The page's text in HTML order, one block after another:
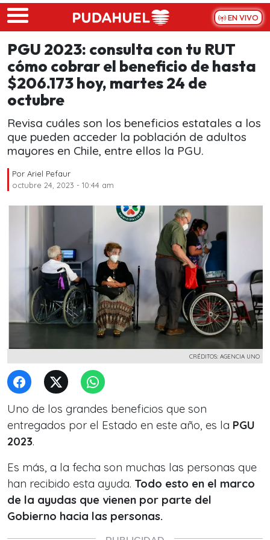
Skip to main content
EN VIVO
PGU 2023: consulta con tu RUT
cómo cobrar el beneficio de hasta
$206.173 hoy, martes 24 de
octubre
Revisa cuáles son los beneficios estatales a los
que pueden acceder la población de adultos
mayores en Chile, entre ellos la PGU.
Por Ariel Pefaur
octubre 24, 2023 - 10:44 am
CRÉDITOS: AGENCIA UNO
Uno de los grandes beneficios que son
entregados por el Estado en este año, es la PGU
2023.
Es más, a la fecha son muchas las personas que
han recibido esta ayuda. Todo esto en el marco
de la ayudas que vienen por parte del
Gobierno hacia las personas.